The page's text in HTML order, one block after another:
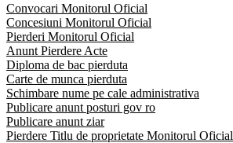
Convocari Monitorul Oficial
Concesiuni Monitorul Oficial
Pierderi Monitorul Oficial
Anunt Pierdere Acte
Diploma de bac pierduta
Carte de munca pierduta
Schimbare nume pe cale administrativa
Publicare anunt posturi gov ro
Publicare anunt ziar
Pierdere Titlu de proprietate Monitorul Oficial